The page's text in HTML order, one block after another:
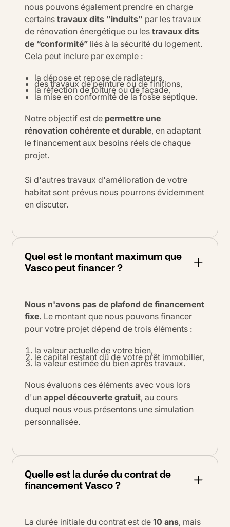
nous pouvons également prendre en charge
certains travaux dits "induits" par les travaux
de rénovation énergétique ou les travaux dits
de “conformité” liés à la sécurité du logement.
Cela peut inclure par exemple :
la dépose et repose de radiateurs,
des travaux de peinture ou de finitions,
la réfection de toiture ou de façade,
la mise en conformité de la fosse septique.
Notre objectif est de permettre une
rénovation cohérente et durable, en adaptant
le financement aux besoins réels de chaque
projet.
Si d'autres travaux d'amélioration de votre
habitat sont prévus nous pourrons évidemment
en discuter.
Quel est le montant maximum que
Vasco peut financer ?
Nous n'avons pas de plafond de financement
fixe. Le montant que nous pouvons financer
pour votre projet dépend de trois éléments :
la valeur actuelle de votre bien,
le capital restant dû de votre prêt immobilier,
la valeur estimée du bien après travaux.
Nous évaluons ces éléments avec vous lors
d'un appel découverte gratuit, au cours
duquel nous vous présentons une simulation
personnalisée.
Quelle est la durée du contrat de
financement Vasco ?
La durée initiale du contrat est de 10 ans, mais